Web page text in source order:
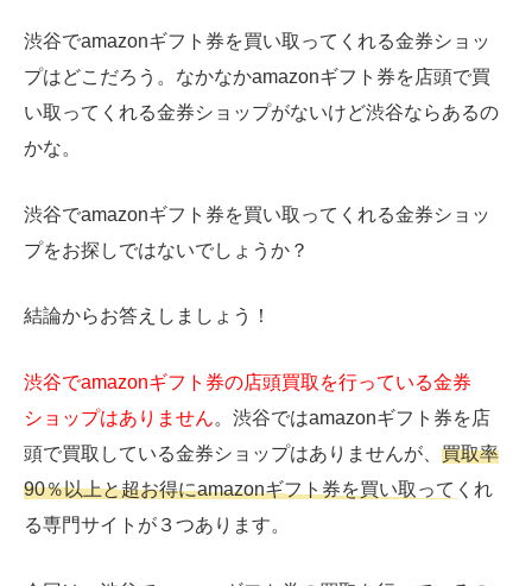
渋谷でamazonギフト券を買い取ってくれる金券ショッ
プはどこだろう。なかなかamazonギフト券を店頭で買
い取ってくれる金券ショップがないけど渋谷ならあるの
かな。
渋谷でamazonギフト券を買い取ってくれる金券ショッ
プをお探しではないでしょうか？
結論からお答えしましょう！
渋谷でamazonギフト券の店頭買取を行っている金券
ショップはありません。渋谷ではamazonギフト券を店
頭で買取している金券ショップはありませんが、 買取率
90％以上と超お得にamazonギフト券を買い取ってくれ
る専門サイトが３つあります。